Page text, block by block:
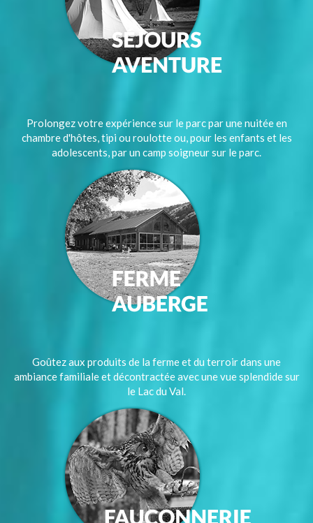
Prolongez votre expérience sur le parc par une nuitée en
chambre d'hôtes, tipi ou roulotte ou, pour les enfants et les
adolescents, par un camp soigneur sur le parc.
Goûtez aux produits de la ferme et du terroir dans une
ambiance familiale et décontractée avec une vue splendide sur
le Lac du Val.